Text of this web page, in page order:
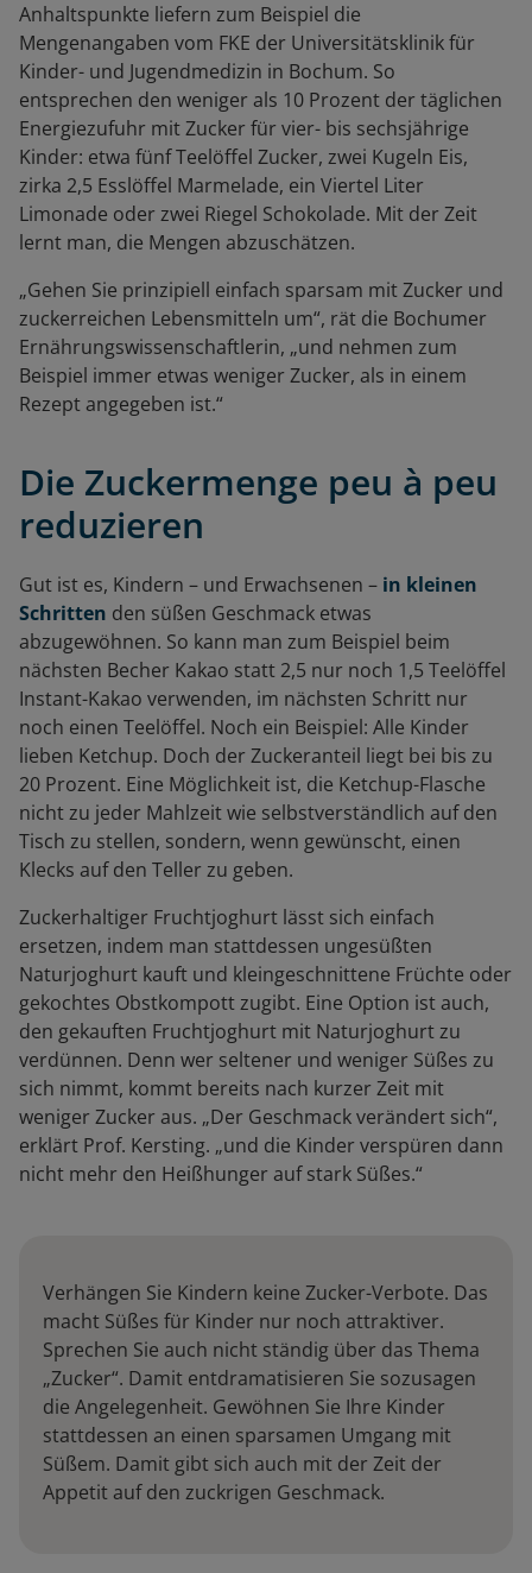
Anhaltspunkte liefern zum Beispiel die
Mengenangaben vom FKE der Universitätsklinik für
Kinder- und Jugendmedizin in Bochum. So
entsprechen den weniger als 10 Prozent der täglichen
Energiezufuhr mit Zucker für vier- bis sechsjährige
Kinder: etwa fünf Teelöffel Zucker, zwei Kugeln Eis,
zirka 2,5 Esslöffel Marmelade, ein Viertel Liter
Limonade oder zwei Riegel Schokolade. Mit der Zeit
lernt man, die Mengen abzuschätzen.
„Gehen Sie prinzipiell einfach sparsam mit Zucker und
zuckerreichen Lebensmitteln um“, rät die Bochumer
Ernährungswissenschaftlerin, „und nehmen zum
Beispiel immer etwas weniger Zucker, als in einem
Rezept angegeben ist.“
Die Zuckermenge peu à peu
reduzieren
Gut ist es, Kindern – und Erwachsenen – in kleinen
Schritten den süßen Geschmack etwas
abzugewöhnen. So kann man zum Beispiel beim
nächsten Becher Kakao statt 2,5 nur noch 1,5 Teelöffel
Instant-Kakao verwenden, im nächsten Schritt nur
noch einen Teelöffel. Noch ein Beispiel: Alle Kinder
lieben Ketchup. Doch der Zuckeranteil liegt bei bis zu
20 Prozent. Eine Möglichkeit ist, die Ketchup-Flasche
nicht zu jeder Mahlzeit wie selbstverständlich auf den
Tisch zu stellen, sondern, wenn gewünscht, einen
Klecks auf den Teller zu geben.
Zuckerhaltiger Fruchtjoghurt lässt sich einfach
ersetzen, indem man stattdessen ungesüßten
Naturjoghurt kauft und kleingeschnittene Früchte oder
gekochtes Obstkompott zugibt. Eine Option ist auch,
den gekauften Fruchtjoghurt mit Naturjoghurt zu
verdünnen. Denn wer seltener und weniger Süßes zu
sich nimmt, kommt bereits nach kurzer Zeit mit
weniger Zucker aus. „Der Geschmack verändert sich“,
erklärt Prof. Kersting. „und die Kinder verspüren dann
nicht mehr den Heißhunger auf stark Süßes.“
Verhängen Sie Kindern keine Zucker-Verbote. Das
macht Süßes für Kinder nur noch attraktiver.
Sprechen Sie auch nicht ständig über das Thema
„Zucker“. Damit entdramatisieren Sie sozusagen
die Angelegenheit. Gewöhnen Sie Ihre Kinder
stattdessen an einen sparsamen Umgang mit
Süßem. Damit gibt sich auch mit der Zeit der
Appetit auf den zuckrigen Geschmack.